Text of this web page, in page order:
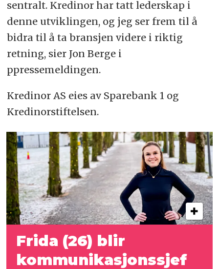
sentralt. Kredinor har tatt lederskap i
denne utviklingen, og jeg ser frem til å
bidra til å ta bransjen videre i riktig
retning, sier Jon Berge i
ppressemeldingen.
Kredinor AS eies av Sparebank 1 og
Kredinorstiftelsen.
Frida (26) blir
kommunikasjonssjef